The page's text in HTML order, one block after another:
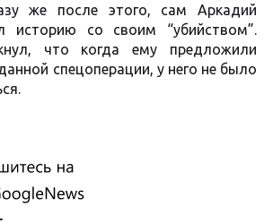
же после этого, сам Аркадий
историю со своим “убийством”.
что когда ему предложили
спецоперации, у него не было